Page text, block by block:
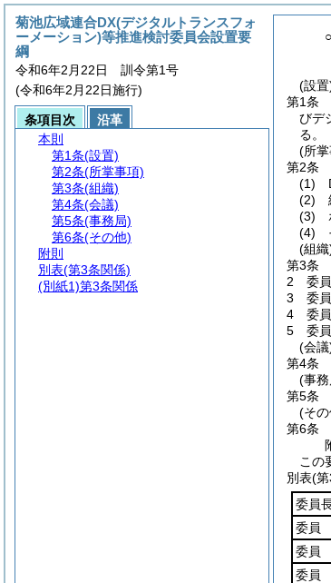
(設置
第1条
びデ
る。
(所
第2条
(1)
(2)
(3)
(4)
(組織
第3条
2
委
3
委員
4
委
5
委
(会議
第4条
(事
第5条
(そ
第6条
この
別表(
委員
委員
委員
委員
菊池広域連合DX(デジタルトランスフォ
ーメーション)等推進検討委員会設置要
綱
令和6年2月22日 訓令第1号
(令和6年2月22日施行)
条項目次
沿革
本則
第1条(設置)
第2条(所掌事項)
第3条(組織)
第4条(会議)
第5条(事務局)
第6条(その他)
附則
別表(第3条関係)
(別紙1)第3条関係